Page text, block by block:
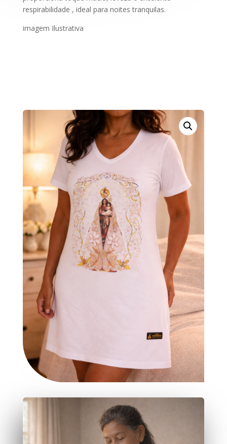
respirabilidade , ideal para noites tranquilas.
imagem Ilustrativa